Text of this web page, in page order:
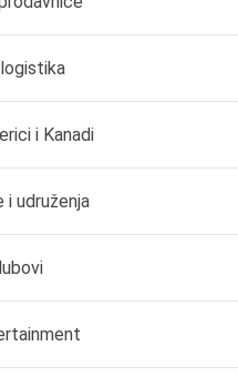
i Kanadi
i udruženja